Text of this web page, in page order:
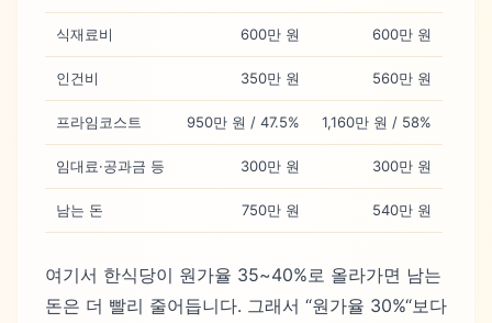
식재료비 600만 원 600만 원
인건비 350만 원 560만 원
프라임코스트 950만 원 / 47.5% 1,160만 원 / 58%
임대료·공과금 등 300만 원 300만 원
남는 돈 750만 원 540만 원
여기서 한식당이 원가율 35~40%로 올라가면 남는
돈은 더 빨리 줄어듭니다. 그래서 “원가율 30%“보다